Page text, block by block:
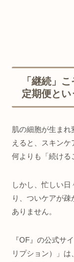
「継続」
定期便とい
肌の細胞が生ま
えると、スキンケ
何よりも「続ける
しかし、忙しい
り、ついケアが疎
ありません。
『OF』の公式サ
リプション）」